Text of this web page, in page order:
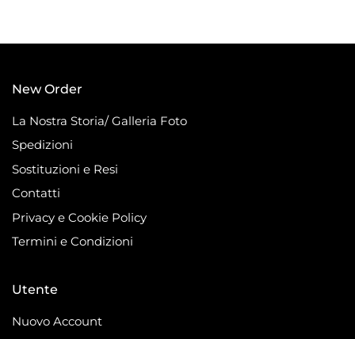
New Order
La Nostra Storia/ Galleria Foto
Spedizioni
Sostituzioni e Resi
Contatti
Privacy e Cookie Policy
Termini e Condizioni
Utente
Nuovo Account